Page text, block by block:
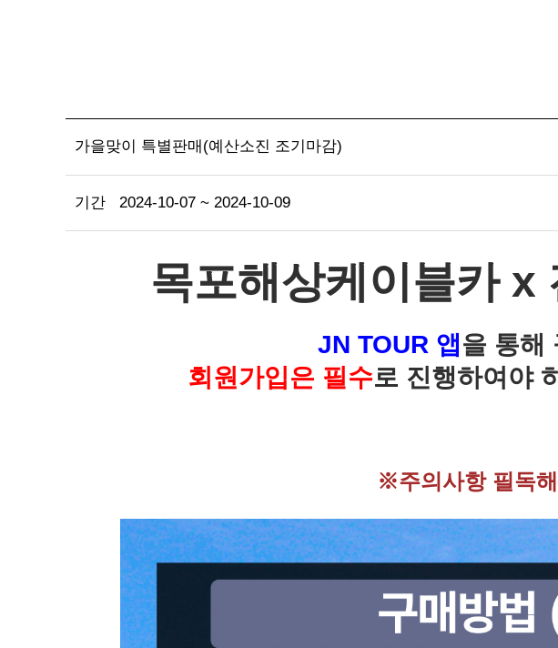
가을맞이 특별판매(예산소진 조기마감)
기간 2024-10-07 ~ 2024-10-09
목포해상케이블카 x
JN TOUR 앱 을 통해
회원가입은 필수로 진행하여야
※주의사항 필독